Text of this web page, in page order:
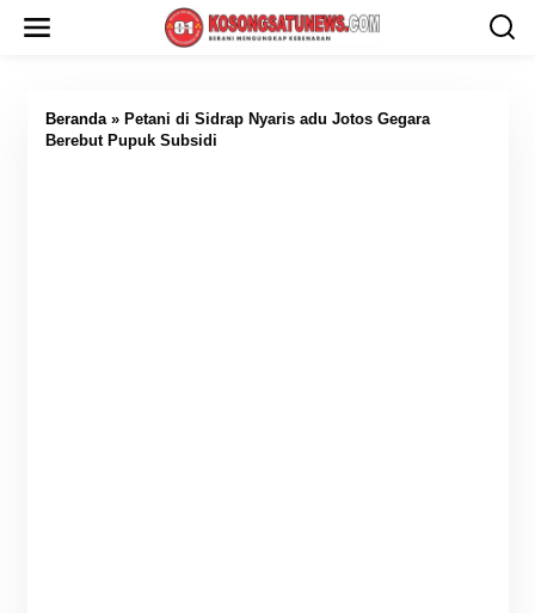
Beranda» Petani di Sidrap Nyaris adu Jotos Gegara
Berebut Pupuk Subsidi